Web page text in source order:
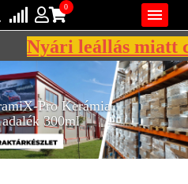

0
ÜRES
Nyári leállás miatt
Pro Kerámia
300ml